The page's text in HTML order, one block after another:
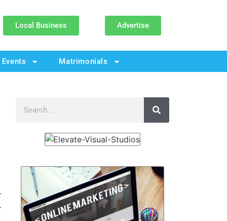
Local Business Advertise
Events Matrimonials